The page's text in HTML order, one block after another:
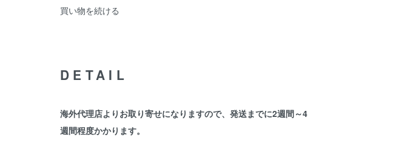
買い物を続ける
DETAIL
海外代理店よりお取り寄せになりますので、発送までに2週間～4
週間程度かかります。